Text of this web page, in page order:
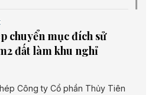
chuyển mục đích sử
đất làm khu nghỉ
Công ty Cổ phần Thủy Tiên